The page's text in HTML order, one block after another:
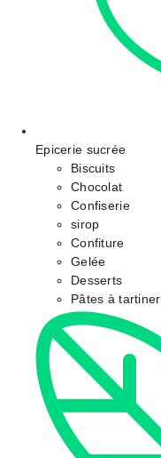
Epicerie sucrée
Biscuits
Chocolat
Confiserie
sirop
Confiture
Gelée
Desserts
Pâtes à tartiner